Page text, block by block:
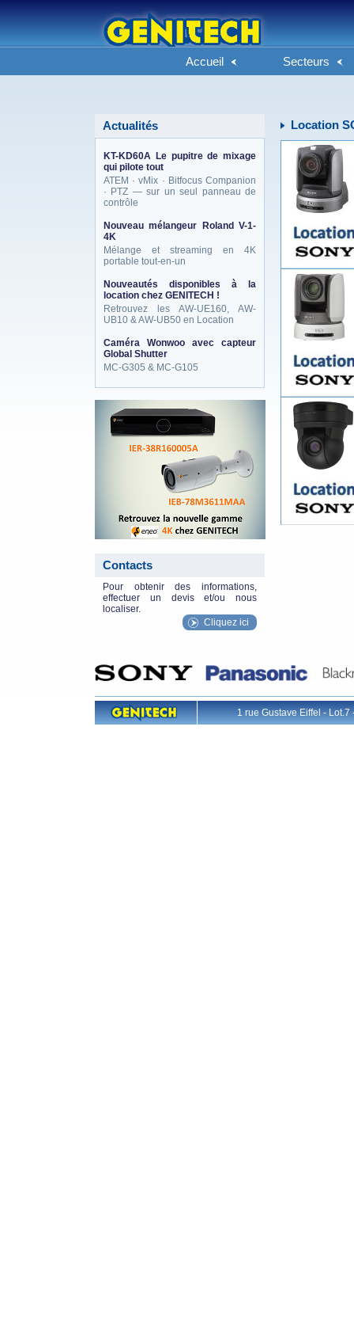
Accueil Secteurs
Actualités
KT-KD60A Le pupitre de mixage
qui pilote tout
ATEM · vMix · Bitfocus Companion
· PTZ — sur un seul panneau de
contrôle
Nouveau mélangeur Roland V-1-
4K
Mélange et streaming en 4K
portable tout-en-un
Nouveautés disponibles à la
location chez GENITECH !
Retrouvez les AW-UE160, AW-
UB10 & AW-UB50 en Location
Caméra Wonwoo avec capteur
Global Shutter
MC-G305 & MC-G105
Contacts
Pour obtenir des informations,
effectuer un devis et/ou nous
localiser.
Cliquez ici
Location
1 rue Gustave Eiffel -